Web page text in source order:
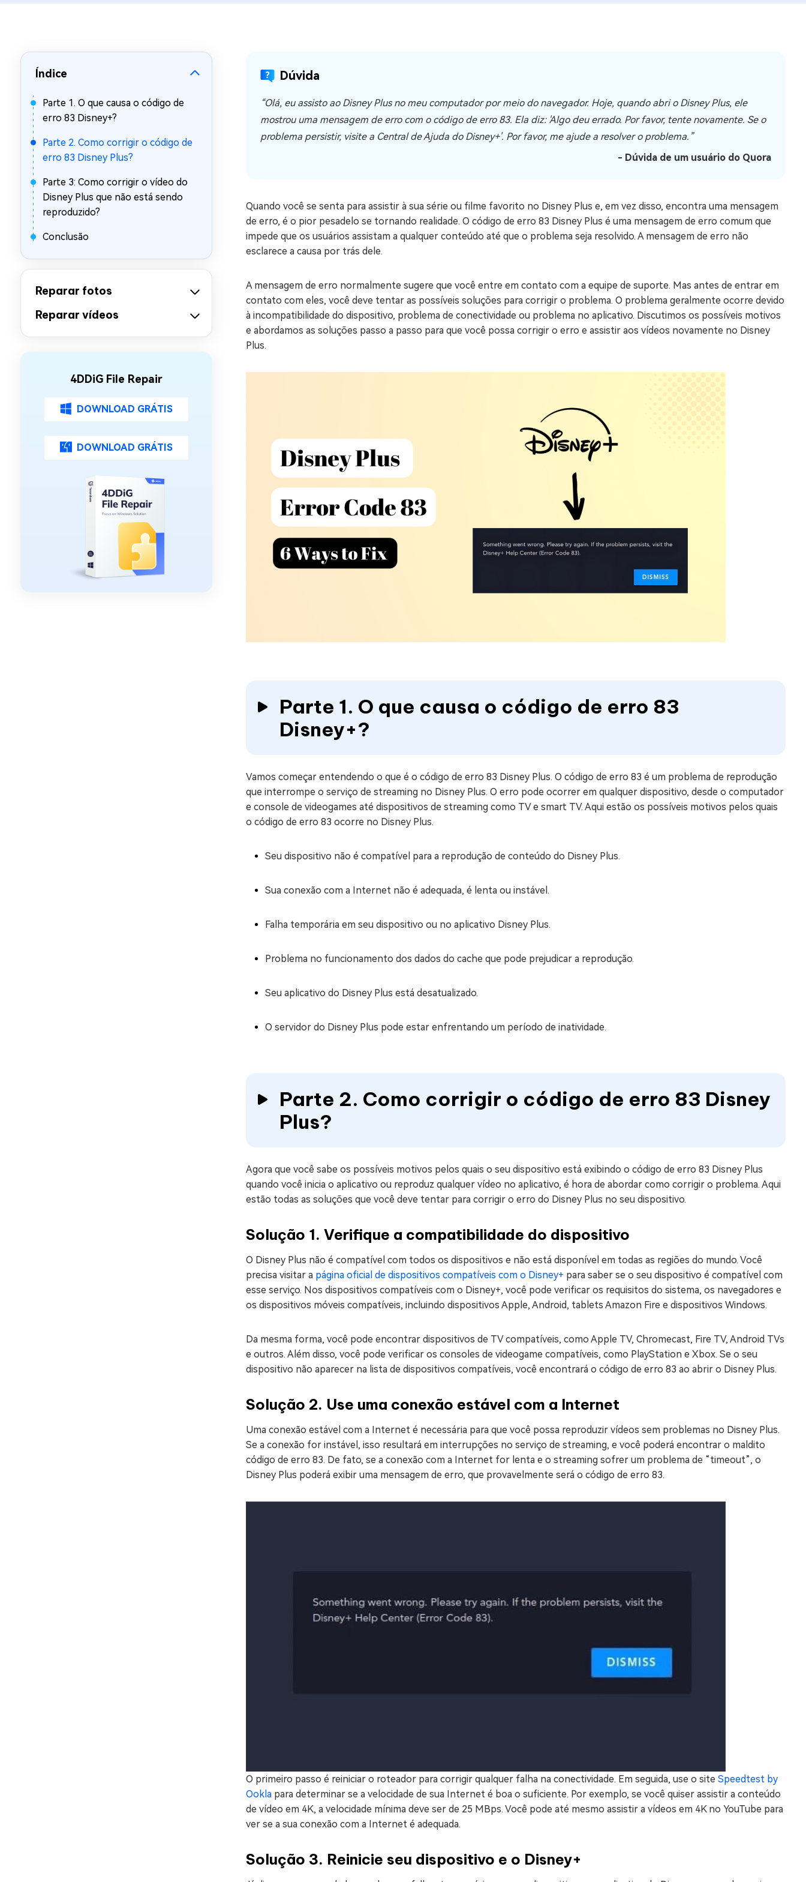
Mac Boot Genius
Grátis
Corrigir Erros de Mac Grátis
Windows 11 Upgrade Checker
Verificador de Atualização do Windows 11 Grátis
Índice
Parte 1. O que causa o código de
erro 83 Disney+?
Parte 2. Como corrigir o código de
erro 83 Disney Plus?
Parte 3: Como corrigir o vídeo do
Disney Plus que não está sendo
reproduzido?
Conclusão
Reparar fotos
Reparar vídeos
4DDiG File Repair
DOWNLOAD GRÁTIS
DOWNLOAD GRÁTIS
Dúvida
“Olá, eu assisto ao Disney Plus no meu computador por meio do navegador. Hoje, quando abri o Disney Plus, ele
mostrou uma mensagem de erro com o código de erro 83. Ela diz: 'Algo deu errado. Por favor, tente novamente. Se o
problema persistir, visite a Central de Ajuda do Disney+'. Por favor, me ajude a resolver o problema.”
- Dúvida de um usuário do Quora
Quando você se senta para assistir à sua série ou filme favorito no Disney Plus e, em vez disso, encontra uma mensagem
de erro, é o pior pesadelo se tornando realidade. O código de erro 83 Disney Plus é uma mensagem de erro comum que
impede que os usuários assistam a qualquer conteúdo até que o problema seja resolvido. A mensagem de erro não
esclarece a causa por trás dele.
A mensagem de erro normalmente sugere que você entre em contato com a equipe de suporte. Mas antes de entrar em
contato com eles, você deve tentar as possíveis soluções para corrigir o problema. O problema geralmente ocorre devido
à incompatibilidade do dispositivo, problema de conectividade ou problema no aplicativo. Discutimos os possíveis motivos
e abordamos as soluções passo a passo para que você possa corrigir o erro e assistir aos vídeos novamente no Disney
Plus.
Parte 1. O que causa o código de erro 83
Disney+?
Vamos começar entendendo o que é o código de erro 83 Disney Plus. O código de erro 83 é um problema de reprodução
que interrompe o serviço de streaming no Disney Plus. O erro pode ocorrer em qualquer dispositivo, desde o computador
e console de videogames até dispositivos de streaming como TV e smart TV. Aqui estão os possíveis motivos pelos quais
o código de erro 83 ocorre no Disney Plus.
Seu dispositivo não é compatível para a reprodução de conteúdo do Disney Plus.
Sua conexão com a Internet não é adequada, é lenta ou instável.
Falha temporária em seu dispositivo ou no aplicativo Disney Plus.
Problema no funcionamento dos dados do cache que pode prejudicar a reprodução.
Seu aplicativo do Disney Plus está desatualizado.
O servidor do Disney Plus pode estar enfrentando um período de inatividade.
Parte 2. Como corrigir o código de erro 83 Disney
Plus?
Agora que você sabe os possíveis motivos pelos quais o seu dispositivo está exibindo o código de erro 83 Disney Plus
quando você inicia o aplicativo ou reproduz qualquer vídeo no aplicativo, é hora de abordar como corrigir o problema. Aqui
estão todas as soluções que você deve tentar para corrigir o erro do Disney Plus no seu dispositivo.
Solução 1. Verifique a compatibilidade do dispositivo
O Disney Plus não é compatível com todos os dispositivos e não está disponível em todas as regiões do mundo. Você
precisa visitar a página oficial de dispositivos compatíveis com o Disney+ para saber se o seu dispositivo é compatível com
esse serviço. Nos dispositivos compatíveis com o Disney+, você pode verificar os requisitos do sistema, os navegadores e
os dispositivos móveis compatíveis, incluindo dispositivos Apple, Android, tablets Amazon Fire e dispositivos Windows.
Da mesma forma, você pode encontrar dispositivos de TV compatíveis, como Apple TV, Chromecast, Fire TV, Android TVs
e outros. Além disso, você pode verificar os consoles de videogame compatíveis, como PlayStation e Xbox. Se o seu
dispositivo não aparecer na lista de dispositivos compatíveis, você encontrará o código de erro 83 ao abrir o Disney Plus.
Solução 2. Use uma conexão estável com a Internet
Uma conexão estável com a Internet é necessária para que você possa reproduzir vídeos sem problemas no Disney Plus.
Se a conexão for instável, isso resultará em interrupções no serviço de streaming, e você poderá encontrar o maldito
código de erro 83. De fato, se a conexão com a Internet for lenta e o streaming sofrer um problema de “timeout”, o
Disney Plus poderá exibir uma mensagem de erro, que provavelmente será o código de erro 83.
O primeiro passo é reiniciar o roteador para corrigir qualquer falha na conectividade. Em seguida, use o site Speedtest by
Ookla para determinar se a velocidade de sua Internet é boa o suficiente. Por exemplo, se você quiser assistir a conteúdo
de vídeo em 4K, a velocidade mínima deve ser de 25 MBps. Você pode até mesmo assistir a vídeos em 4K no YouTube para
ver se a sua conexão com a Internet é adequada.
Solução 3. Reinicie seu dispositivo e o Disney+